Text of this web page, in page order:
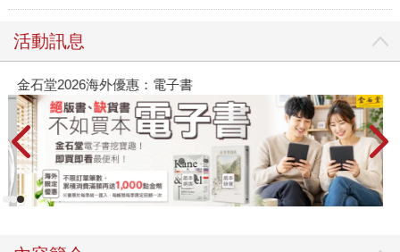
活動訊息
金石堂2026海外優惠：電子書